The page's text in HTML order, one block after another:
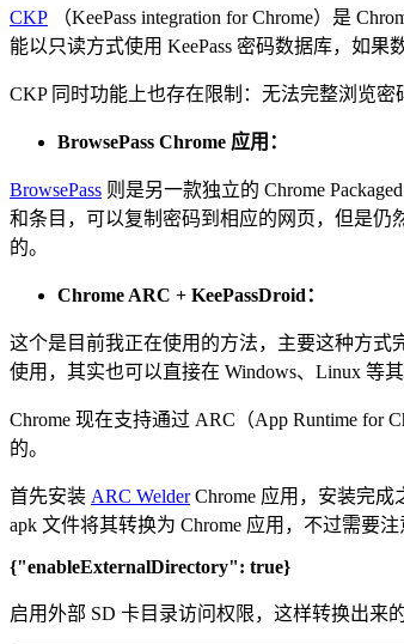
CKP （KeePass integration for Chrome）是
能以只读方式使用 KeePass 密码数据库，如
CKP 同时功能上也存在限制：无法完整浏览
BrowsePass Chrome 应用：
BrowsePass 则是另一款独立的 Chrome
和条目，可以复制密码到相应的网页，但是仍
的。
Chrome ARC + KeePassDroid：
这个是目前我正在使用的方法，主要这种方式
使用，其实也可以直接在 Windows、Linux 等
Chrome 现在支持通过 ARC（App Runtime for
的。
首先安装 ARC WelderChrome 应用，安装完成
apk 文件将其转换为 Chrome 应用，不过需要
{"enableExternalDirectory": true}
启用外部 SD 卡目录访问权限，这样转换出来